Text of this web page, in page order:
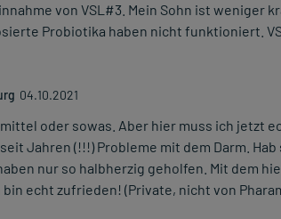
von VSL#3. Mein Sohn ist weniger
Probiotika haben nicht funktioniert.
04.10.2021
oder sowas. Aber hier muss ich jetzt
Jahren (!!!) Probleme mit dem Darm.
nur so halbherzig geholfen. Mit dem
bin echt zufrieden! (Private, nicht von